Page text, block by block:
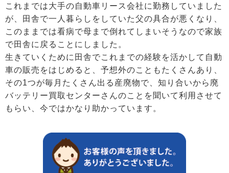
これまでは大手の自動車リース会社に勤務していました
が、田舎で一人暮らしをしていた父の具合が悪くなり、
このままでは看病で母まで倒れてしまいそうなので家族
で田舎に戻ることにしました。
生きていくために田舎でこれまでの経験を活かして自動
車の販売をはじめると、予想外のこともたくさんあり、
その1つが毎月たくさん出る産廃物で、知り合いから廃
バッテリー買取センターさんのことを聞いて利用させて
もらい、今ではかなり助かっています。